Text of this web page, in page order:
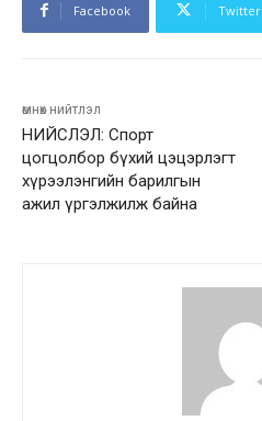
Facebook Twitter
өмнөх нийтлэл
НИЙСЛЭЛ: Спорт
цогцолбор бүхий цэцэрлэгт
хүрээлэнгийн барилгын
ажил үргэлжилж байна